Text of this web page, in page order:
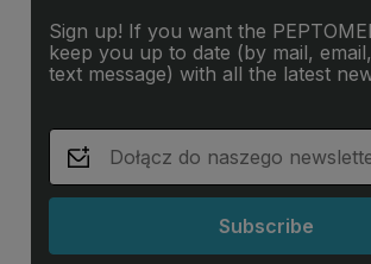
Sign up! If you want the
keep you up to date (by mail,
text message) with all the latest
Subscribe